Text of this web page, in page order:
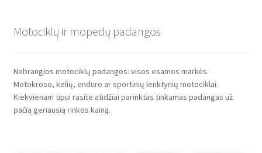
Motociklų ir mopedų padangos
Nebrangios motociklų padangos: visos esamos markės.
Motokroso, kelių, enduro ar sportinių lenktynių motociklai.
Kiekvienam tipui rasite atidžiai parinktas tinkamas padangas už
pačią geriausią rinkos kainą.